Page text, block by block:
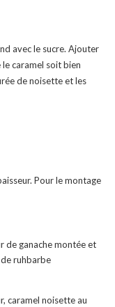
avec le sucre. Ajouter
caramel soit bien
de noisette et les
Pour le montage
de ganache montée et
ruhbarbe
caramel noisette au